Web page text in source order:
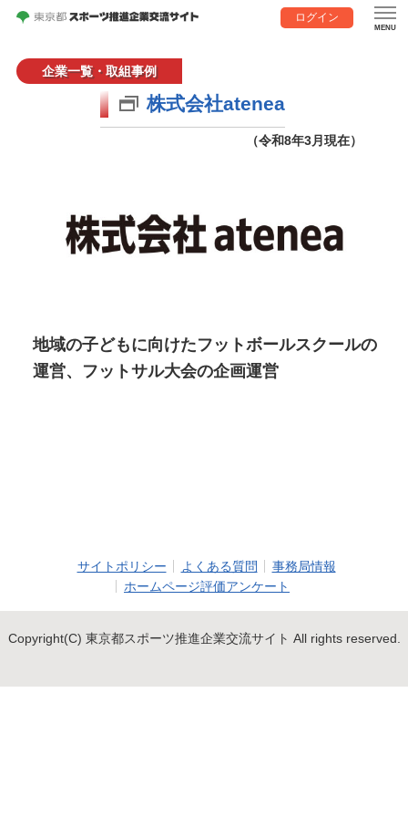
ログイン
企業一覧・取組事例
株式会社atenea
（令和8年3月現在）
地域の子どもに向けたフットボールスクールの
運営、フットサル大会の企画運営
サイトポリシー よくある質問
事務局情報
ホームページ評価アンケート
Copyright(C) 東京都スポーツ推進企業交流サイト All rights reserved.